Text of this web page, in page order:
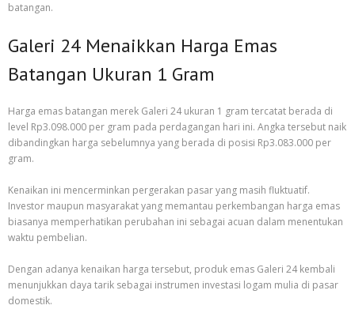
batangan.
Galeri 24 Menaikkan Harga Emas
Batangan Ukuran 1 Gram
Harga emas batangan merek Galeri 24 ukuran 1 gram tercatat berada di
level Rp3.098.000 per gram pada perdagangan hari ini. Angka tersebut naik
dibandingkan harga sebelumnya yang berada di posisi Rp3.083.000 per
gram.
Kenaikan ini mencerminkan pergerakan pasar yang masih fluktuatif.
Investor maupun masyarakat yang memantau perkembangan harga emas
biasanya memperhatikan perubahan ini sebagai acuan dalam menentukan
waktu pembelian.
Dengan adanya kenaikan harga tersebut, produk emas Galeri 24 kembali
menunjukkan daya tarik sebagai instrumen investasi logam mulia di pasar
domestik.